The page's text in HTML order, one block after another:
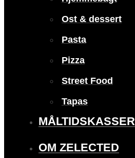
Ost & dessert
Pasta
Pizza
Street Food
Tapas
MÅLTIDSKASSER
OM ZELECTED